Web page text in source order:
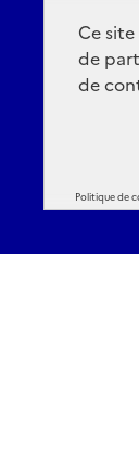
Ce
de
de
Politique de